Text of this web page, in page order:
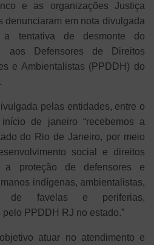
e as organizações Justiça
denunciaram em nota divulgada
a tentativa de desmonte do
aos Defensores de Direitos
e Ambientalistas (PPDDH) do
pelas entidades, entre o
de janeiro “recebemos a
do Rio de Janeiro, por meio
social e direitos
a proteção de defensores e
indígenas, ambientalistas,
de favelas e periferias,
PPDDH RJ no estado.”
atuar no atendimento e